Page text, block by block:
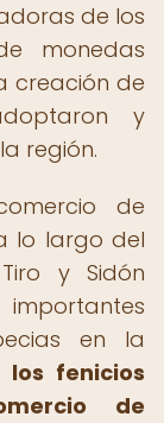
de los
monedas
creación de
y
región.
de
lo largo del
y Sidón
en la
fenicios
de